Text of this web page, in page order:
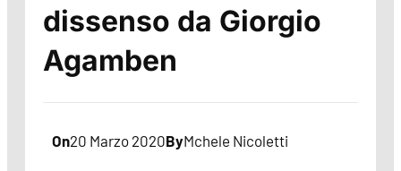
dissenso da Giorgio
Agamben
On20 Marzo 2020ByMchele Nicoletti